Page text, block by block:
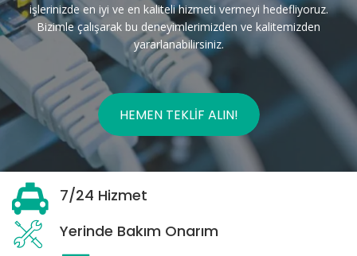
işlerinizde en iyi ve en kaliteli hizmeti vermeyi hedefliyoruz.
Bizimle çalışarak bu deneyimlerimizden ve kalitemizden
yararlanabilirsiniz.
HEMEN TEKLIF ALIN!
7/24 Hizmet
Yerinde Bakım Onarım